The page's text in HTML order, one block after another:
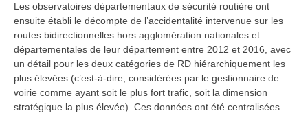
Les observatoires départementaux de sécurité routière ont
ensuite établi le décompte de l’accidentalité intervenue sur les
routes bidirectionnelles hors agglomération nationales et
départementales de leur département entre 2012 et 2016, avec
un détail pour les deux catégories de RD hiérarchiquement les
plus élevées (c’est-à-dire, considérées par le gestionnaire de
voirie comme ayant soit le plus fort trafic, soit la dimension
stratégique la plus élevée). Ces données ont été centralisées